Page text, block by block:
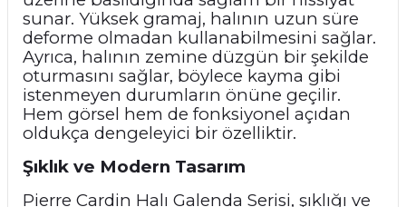
sunar. Yüksek gramaj, halının uzun süre
deforme olmadan kullanabilmesini sağlar.
Ayrıca, halının zemine düzgün bir şekilde
oturmasını sağlar, böylece kayma gibi
istenmeyen durumların önüne geçilir.
Hem görsel hem de fonksiyonel açıdan
oldukça dengeleyici bir özelliktir.
Şıklık ve Modern Tasarım
Pierre Cardin Halı Galenda Serisi, şıklığı ve